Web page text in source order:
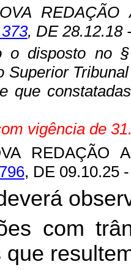
, DE 28.12.18
o disposto no
Superior
que
vigência de
, DE 09.10.25
com